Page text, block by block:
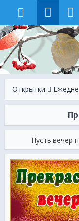
Открытки
Пусть вечер